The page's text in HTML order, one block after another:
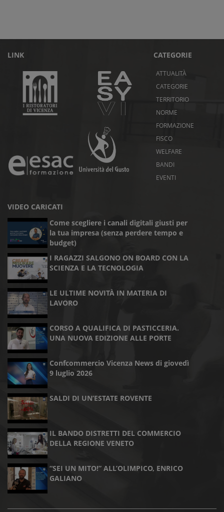
LINK CATEGORIE
ATTUALITÀ
CATEGORIE
TERRITORIO
NORME
FORMAZIONE
FISCO
WELFARE
BANDI
EVENTI
VIDEO CARICATI
Come scegliere i canali digitali giusti per
la tua impresa (senza perdere tempo e
budget)
I RAGAZZI SALGONO ON BOARD CON LA
SCIENZA E LA TECNOLOGIA
LE ULTIME NOVITÀ IN MATERIA DI
LAVORO
CORSO A QUALIFICA DI PASTICCERIA.
UNA NUOVA EDIZIONE ALLE PORTE
Confcommercio Vicenza News di giovedì
9 luglio 2026
SALDI DI UN’ESTATE ROVENTE
IL BANDO DISTRETTI DEL COMMERCIO
DELLA REGIONE VENETO
“SEI UN MITO!” ALL’OLIMPICO, ENRICO
GALIANO